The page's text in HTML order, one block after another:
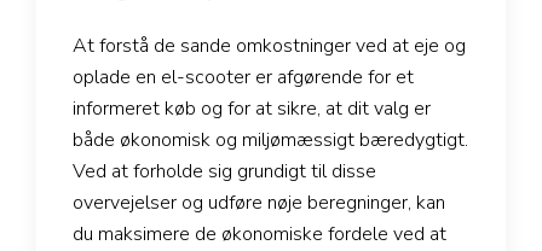
At forstå de sande omkostninger ved at eje og
oplade en el-scooter er afgørende for et
informeret køb og for at sikre, at dit valg er
både økonomisk og miljømæssigt bæredygtigt.
Ved at forholde sig grundigt til disse
overvejelser og udføre nøje beregninger, kan
du maksimere de økonomiske fordele ved at